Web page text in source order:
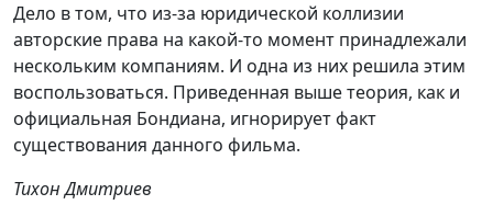
Дело в том, что из-за юридической коллизии
авторские права на какой-то момент принадлежали
нескольким компаниям. И одна из них решила этим
воспользоваться. Приведенная выше теория, как и
официальная Бондиана, игнорирует факт
существования данного фильма.
Тихон Дмитриев